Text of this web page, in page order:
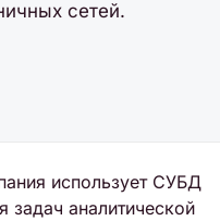
сетей.
использует СУБД
задач аналитической